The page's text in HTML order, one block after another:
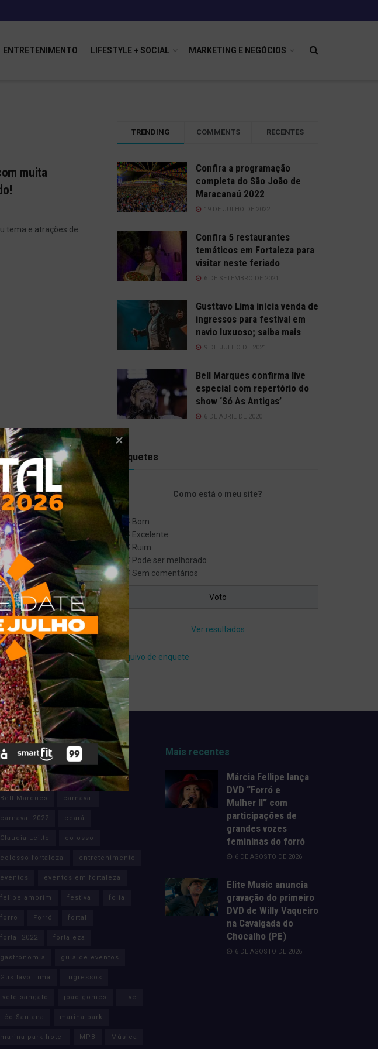
ENTRETENIMENTO LIFESTYLE + SOCIAL MARKETING E NEGÓCIOS
muita
tema e atrações de
TRENDING COMMENTS RECENTES
Confira a programação
completa do São João de
Maracanaú 2022
19 DE JULHO DE 2022
Confira 5 restaurantes
temáticos em Fortaleza para
visitar neste feriado
6 DE SETEMBRO DE 2021
Gusttavo Lima inicia venda de
ingressos para festival em
navio luxuoso; saiba mais
9 DE JULHO DE 2021
Bell Marques confirma live
especial com repertório do
show ‘Só As Antigas’
6 DE ABRIL DE 2020
Enquetes
Como está o meu site?
Bom
Excelente
Ruim
Pode ser melhorado
Sem comentários
Ver resultados
Arquivo de enquete
Anitta Axé Banda Eva
Bell Marques carnaval
carnaval 2022 ceará
Claudia Leitte colosso
colosso fortaleza entretenimento
eventos eventos em fortaleza
felipe amorim festival folia
forro Forró fortal
fortal 2022 fortaleza
gastronomia guia de eventos
Gusttavo Lima ingressos
ivete sangalo joão gomes Live
Léo Santana marina park
marina park hotel MPB Música
Mais recentes
Márcia Fellipe lança
DVD “Forró e
Mulher II” com
participações de
grandes vozes
femininas do forró
6 DE AGOSTO DE 2026
Elite Music anuncia
gravação do primeiro
DVD de Willy Vaqueiro
na Cavalgada do
Chocalho (PE)
6 DE AGOSTO DE 2026